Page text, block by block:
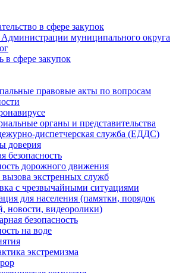
в сфере закупок
муниципального округа
в сфере закупок
правовые акты по вопросам
органы и представительства
диспетчерская служба (ЕДДС)
доверия
безопасность
дорожного движения
экстренных служб
с чрезвычайными ситуациями
для населения (памятки, порядок
новости, видеоролики)
безопасность
на воде
экстремизма